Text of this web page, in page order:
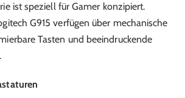
ist speziell für Gamer konzipiert.
G915 verfügen über mechanische
Tasten und beeindruckende